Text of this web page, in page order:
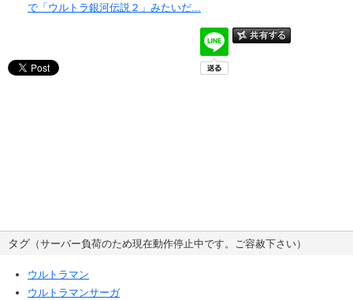
で「ウルトラ銀河伝説２」みたいだ...
タグ （サーバー負荷のため現在動作停止中です。ご容赦下さい）
ウルトラマン
ウルトラマンサーガ